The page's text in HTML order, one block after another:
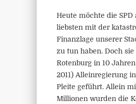
Heute möchte die SPD
liebsten mit der
Finanzlage unserer
zu tun haben. Doch sie
Rotenburg in 10
2011) Alleinregierung
Pleite geführt. Allein
Millionen wurden die